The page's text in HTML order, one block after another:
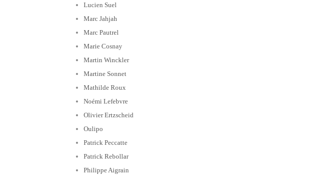
Lucien Suel
Marc Jahjah
Marc Pautrel
Marie Cosnay
Martin Winckler
Martine Sonnet
Mathilde Roux
Noémi Lefebvre
Olivier Ertzscheid
Oulipo
Patrick Peccatte
Patrick Rebollar
Philippe Aigrain